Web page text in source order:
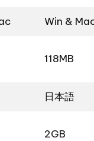
Win &
118MB
日本語
2GB